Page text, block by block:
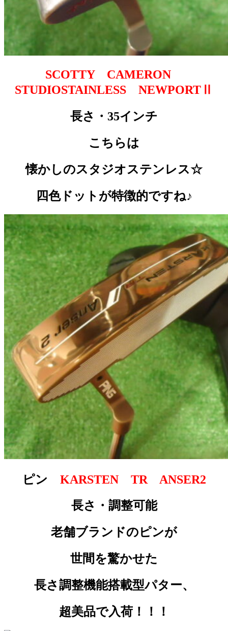
SCOTTY CAMERON
STUDIOSTAINLESS NEWPORTⅡ
長さ・35インチ
こちらは
懐かしのスタジオステンレス☆
四色ドットが特徴的ですね♪
ピン KARSTEN TR ANSER2
長さ・調整可能
老舗ブランドのピンが
世間を驚かせた
長さ調整機能搭載型パター、
超美品で入荷！！！